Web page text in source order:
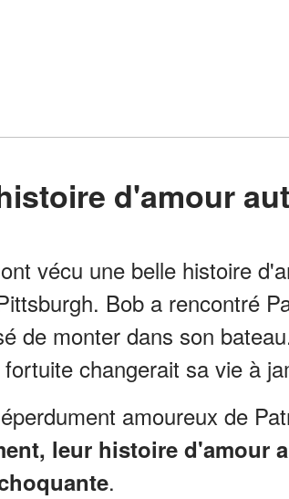
histoire d'amour
vécu une belle histoire
Bob a rencontré
de monter dans son
changerait sa vie à
amoureux de
leur histoire d'amour
.